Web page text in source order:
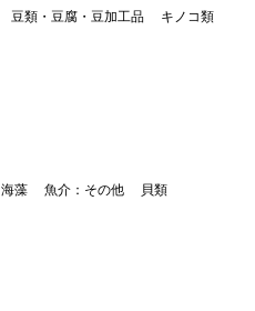
豆類・豆腐・豆加工品
キノコ類
海藻 魚介：その他 貝類